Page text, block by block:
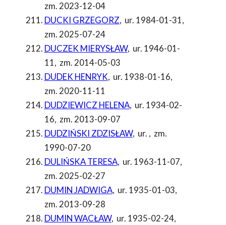
zm. 2023-12-04
DUCKI GRZEGORZ, ur. 1984-01-31,
zm. 2025-07-24
DUCZEK MIERYSŁAW, ur. 1946-01-
11, zm. 2014-05-03
DUDEK HENRYK, ur. 1938-01-16,
zm. 2020-11-11
DUDZIEWICZ HELENA, ur. 1934-02-
16, zm. 2013-09-07
DUDZIŃSKI ZDZISŁAW, ur. , zm.
1990-07-20
DULIŃSKA TERESA, ur. 1963-11-07,
zm. 2025-02-27
DUMIN JADWIGA, ur. 1935-01-03,
zm. 2013-09-28
DUMIN WACŁAW, ur. 1935-02-24,